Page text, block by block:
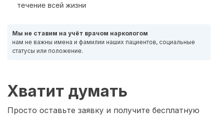
течение всей жизни
Мы не ставим на учёт врачом наркологом
нам не важны имена и фамилии наших пациентов, социальные
статусы или положение.
Хватит думать
Просто оставьте заявку и получите бесплатную